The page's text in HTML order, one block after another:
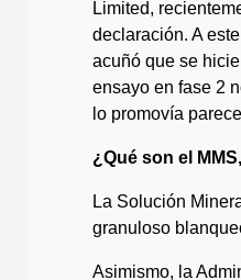
Limited,
declaración. A
acuñó que se
ensayo en fase 2
lo promovía
¿Qué son el
La Solución
granuloso
Asimismo, la